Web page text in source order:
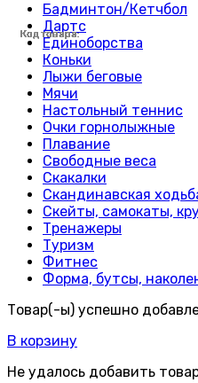
Код товара:
Код товара:
Код товара:
Код товара:
Код товара:
Код товара:
Код товара:
Код товара:
Код товара:
Код товара:
Код товара:
Код товара:
Код товара:
Код товара:
Код товара:
Код товара:
Код товара:
Код товара:
Код товара:
Код товара:
Код товара:
Код товара:
Код товара:
Код товара:
Бадминтон/Кетчбол
Дартс
Единоборства
Коньки
Лыжи беговые
Мячи
Настольный теннис
Очки горнолыжные
Плавание
Свободные веса
Скакалки
Скандинавская
Скейты, самокаты,
Тренажеры
Туризм
Фитнес
Форма, бутсы,
Товар(-ы) успешно
В корзину
Не удалось добавить